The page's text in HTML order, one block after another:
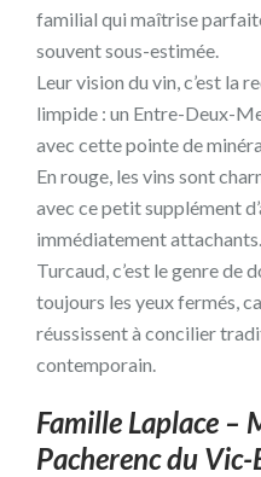
familial qui maîtrise
souvent sous-estimée.
Leur vision du vin, c’est la
limpide : un Entre-Deux-
avec cette pointe de
En rouge, les vins sont
avec ce petit supplément
immédiatement attachants.
Turcaud, c’est le genre de
toujours les yeux fermés,
réussissent à concilier
contemporain.
Famille Laplace –
Pacherenc du